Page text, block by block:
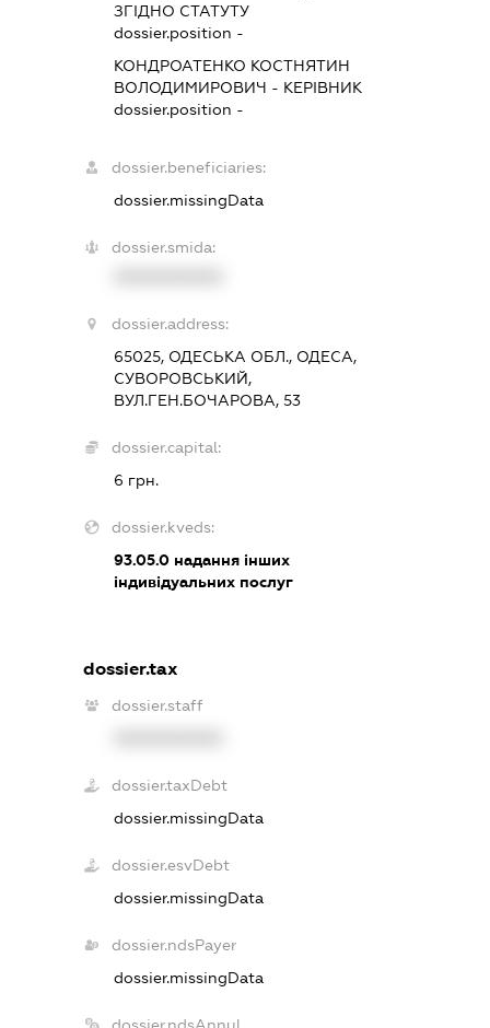
ЗГІДНО СТАТУТУ
dossier.position -
КОНДРОАТЕНКО КОСТНЯТИН
ВОЛОДИМИРОВИЧ - КЕРІВНИК
dossier.position -
dossier.beneficiaries:
dossier.missingData
dossier.smida:
dossier.address:
65025, ОДЕСЬКА ОБЛ., ОДЕСА,
СУВОРОВСЬКИЙ,
ВУЛ.ГЕН.БОЧАРОВА, 53
dossier.capital:
6 грн.
dossier.kveds:
93.05.0 надання інших
індивідуальних послуг
dossier.tax
dossier.staff
dossier.taxDebt
dossier.missingData
dossier.esvDebt
dossier.missingData
dossier.ndsPayer
dossier.missingData